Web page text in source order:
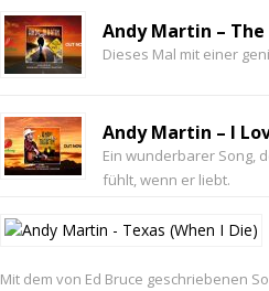
Andy Martin – The
Dieses Mal mit einer
Andy Martin – I
Ein wunderbarer Song,
fühlt, wenn er liebt.
Mit dem von Ed Bruce geschriebenen